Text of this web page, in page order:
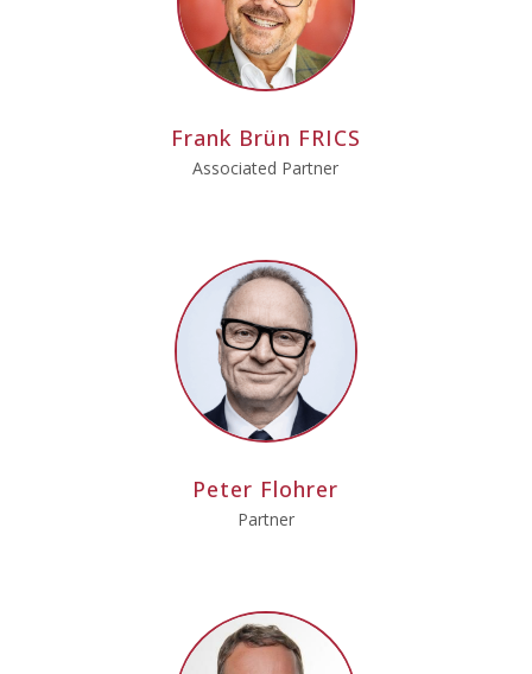
Frank Brün FRICS
Associated Partner
Peter Flohrer
Partner